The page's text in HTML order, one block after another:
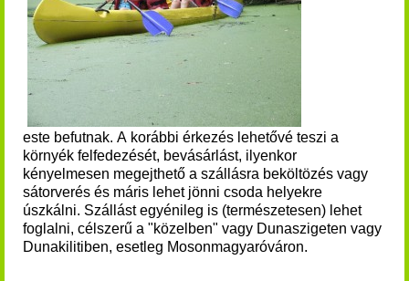
este befutnak. A korábbi érkezés lehetővé teszi a
környék felfedezését, bevásárlást, ilyenkor
kényelmesen megejthető a szállásra beköltözés vagy
sátorverés és máris lehet jönni csoda helyekre
úszkálni. Szállást egyénileg is (természetesen) lehet
foglalni, célszerű a "közelben" vagy Dunaszigeten vagy
Dunakilitiben, esetleg Mosonmagyaróváron.